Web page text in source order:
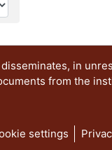
in
from the
settings